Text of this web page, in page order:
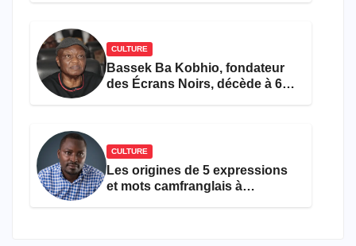
CULTURE
Bassek Ba Kobhio, fondateur
des Écrans Noirs, décède à 69
CULTURE
Les origines de 5 expressions
et mots camfranglais à